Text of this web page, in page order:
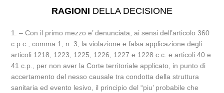
RAGIONI DELLA DECISIONE
1. – Con il primo mezzo e’ denunciata, ai sensi dell’articolo 360
c.p.c., comma 1, n. 3, la violazione e falsa applicazione degli
articoli 1218, 1223, 1225, 1226, 1227 e 1228 c.c. e articoli 40 e
41 c.p., per non aver la Corte territoriale applicato, in punto di
accertamento del nesso causale tra condotta della struttura
sanitaria ed evento lesivo, il principio del “piu’ probabile che